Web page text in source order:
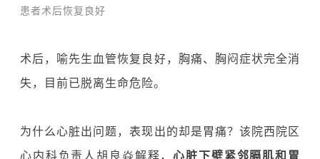
患者术后恢复良好
术后，喻先生血管恢复良好，胸痛、胸闷症状完全消
失，目前已脱离生命危险。
为什么心脏出问题，表现出的却是胃痛？该院西院区
心内科负责人胡良焱解释，心脏下壁紧邻膈肌和胃